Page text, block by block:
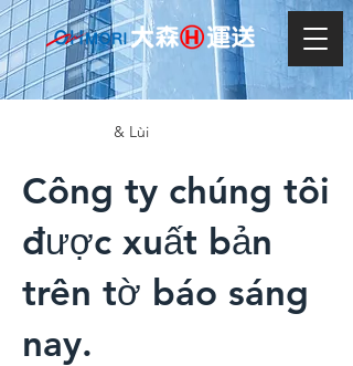
& Lùi
Công ty chúng tôi
được xuất bản
trên tờ báo sáng
nay.